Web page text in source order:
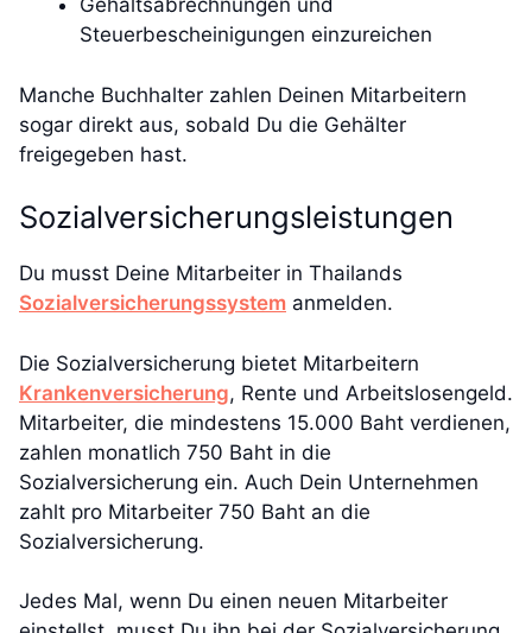
Gehaltsabrechnungen und
Steuerbescheinigungen einzureichen
Manche Buchhalter zahlen Deinen Mitarbeitern
sogar direkt aus, sobald Du die Gehälter
freigegeben hast.
Sozialversicherungsleistungen
Du musst Deine Mitarbeiter in Thailands
Sozialversicherungssystem anmelden.
Die Sozialversicherung bietet Mitarbeitern
Krankenversicherung, Rente und Arbeitslosengeld.
Mitarbeiter, die mindestens 15.000 Baht verdienen,
zahlen monatlich 750 Baht in die
Sozialversicherung ein. Auch Dein Unternehmen
zahlt pro Mitarbeiter 750 Baht an die
Sozialversicherung.
Jedes Mal, wenn Du einen neuen Mitarbeiter